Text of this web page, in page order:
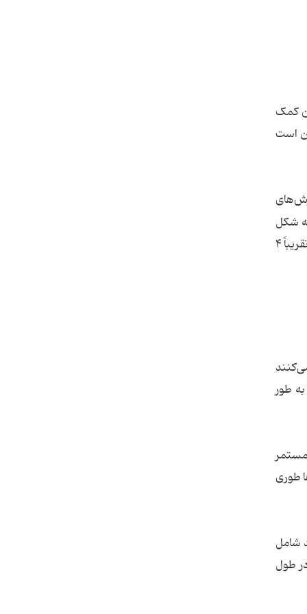
کمک
است
شکل
بسته‌هایی ارائه می‌شوند که به معرفی قربانی و مصاحبه با اعضای خانواده او منتشر می‌شوند. ‌ در مجموع، رسانه‌های خبری تقریباً ۴
تفاوت ۶۰ درصدی دارد. به طور
به غزه در ۹ ماه اول سال ۲۰۲۳، اشغال مستمر
رسانه‌ها طوری
درصد از ویدئوها حاوی متن انتقادی از اسرائیل و ۵۰ درصد شامل
طول